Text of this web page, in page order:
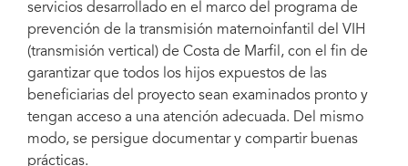
servicios desarrollado en el marco del programa de
prevención de la transmisión maternoinfantil del VIH
(transmisión vertical) de Costa de Marfil, con el fin de
garantizar que todos los hijos expuestos de las
beneficiarias del proyecto sean examinados pronto y
tengan acceso a una atención adecuada. Del mismo
modo, se persigue documentar y compartir buenas
prácticas.